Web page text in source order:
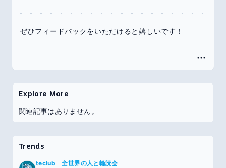
ぜひフィードバックをいただけると嬉しいです！
Explore More
関連記事はありません。
Trends
teclub 全世界の人と輪読会